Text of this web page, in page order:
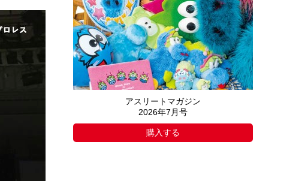
アスリートマガジン
2026年7月号
購入する